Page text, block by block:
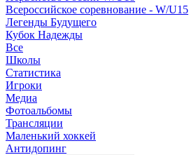
Всероссийское соревнование - W/U15
Легенды Будущего
Кубок Надежды
Все
Школы
Статистика
Игроки
Медиа
Фотоальбомы
Трансляции
Маленький хоккей
Антидопинг